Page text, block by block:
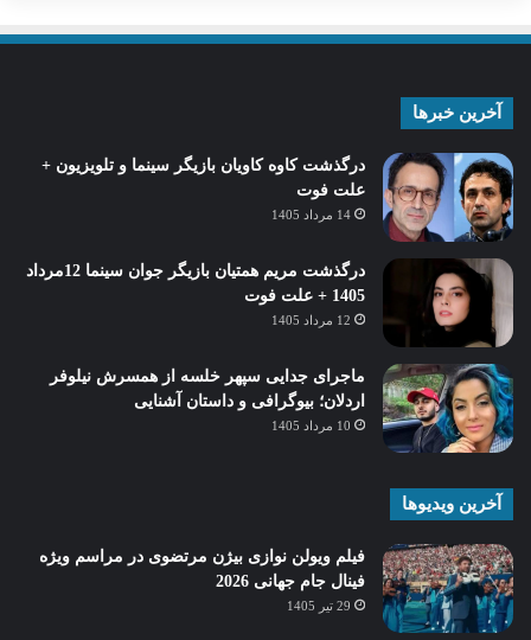
آخرین خبرها
درگذشت کاوه کاویان بازیگر سینما و تلویزیون +
علت فوت
14 مرداد 1405
درگذشت مریم همتیان بازیگر جوان سینما 12مرداد
1405 + علت فوت
12 مرداد 1405
ماجرای جدایی سپهر خلسه از همسرش نیلوفر
اردلان؛ بیوگرافی و داستان آشنایی
10 مرداد 1405
آخرین ویدیوها
فیلم ویولن نوازی بیژن مرتضوی در مراسم ویژه
فینال جام جهانی 2026
29 تیر 1405